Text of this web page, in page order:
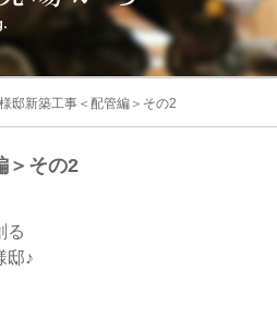
邸新築工事＜配管編＞その2
＞その2
る
邸♪